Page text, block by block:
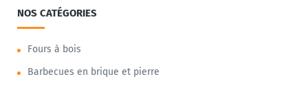
NOS CATÉGORIES
Fours à bois
Barbecues en brique et pierre